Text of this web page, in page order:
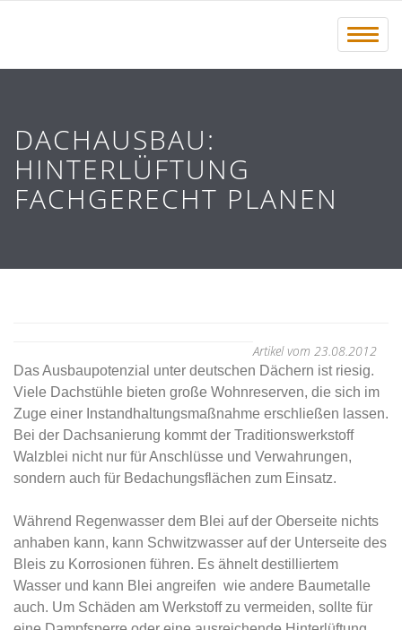
Menü
DACHAUSBAU:
HINTERLÜFTUNG
FACHGERECHT PLANEN
Artikel vom 23.08.2012
Das Ausbaupotenzial unter deutschen Dächern ist riesig.
Viele Dachstühle bieten große Wohnreserven, die sich im
Zuge einer Instandhaltungsmaßnahme erschließen lassen.
Bei der Dachsanierung kommt der Traditionswerkstoff
Walzblei nicht nur für Anschlüsse und Verwahrungen,
sondern auch für Bedachungsflächen zum Einsatz.
Während Regenwasser dem Blei auf der Oberseite nichts
anhaben kann, kann Schwitzwasser auf der Unterseite des
Bleis zu Korrosionen führen. Es ähnelt destilliertem
Wasser und kann Blei angreifen  wie andere Baumetalle
auch. Um Schäden am Werkstoff zu vermeiden, sollte für